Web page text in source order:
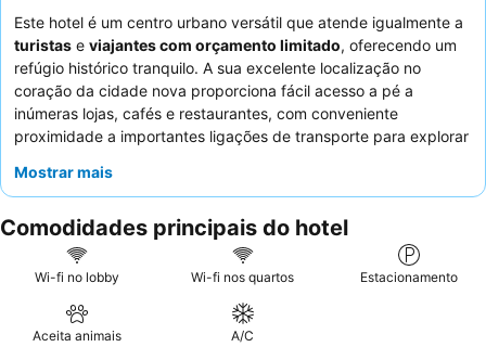
Este hotel é um centro urbano versátil que atende igualmente a
turistas e viajantes com orçamento limitado, oferecendo um
refúgio histórico tranquilo. A sua excelente localização no
coração da cidade nova proporciona fácil acesso a pé a
inúmeras lojas, cafés e restaurantes, com conveniente
proximidade a importantes ligações de transporte para explorar
lavar roupae uma cozinha bem equipada revela-se
elogiam consistentemente os proprietários e funcionários
atenciosos e prestativos, e a oferta de chá e café no alojamento
é uma comodidade positiva. Para uma estadia mais tranquila,
Mostrar mais
Comodidades principais do hotel
Wi-fi no lobby Wi-fi nos quartos Estacionamento
Aceita animais A/C